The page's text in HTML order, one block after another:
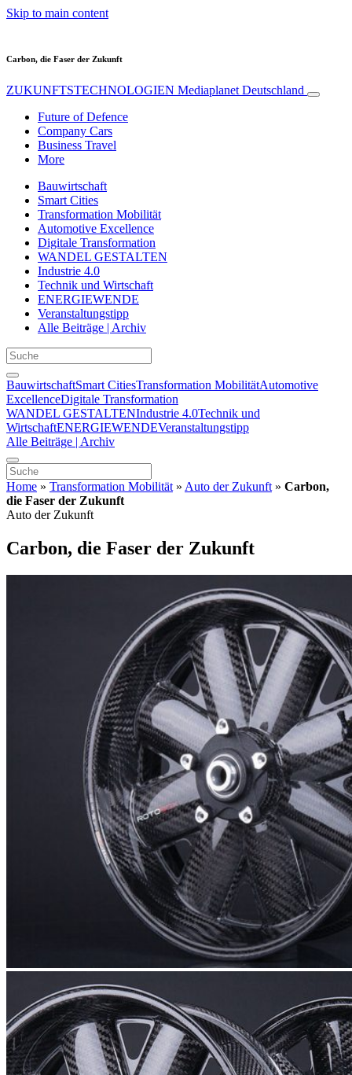
Skip to main content
Carbon, die Faser der Zukunft
ZUKUNFTSTECHNOLOGIEN Mediaplanet Deutschland
Future of Defence
Company Cars
Business Travel
More
Bauwirtschaft
Smart Cities
Transformation Mobilität
Automotive Excellence
Digitale Transformation
WANDEL GESTALTEN
Industrie 4.0
Technik und Wirtschaft
ENERGIEWENDE
Veranstaltungstipp
Alle Beiträge | Archiv
BauwirtschaftSmart CitiesTransformation MobilitätAutomotive
ExcellenceDigitale Transformation
WANDEL GESTALTENIndustrie 4.0Technik und
WirtschaftENERGIEWENDEVeranstaltungstipp
Alle Beiträge | Archiv
Home » Transformation Mobilität » Auto der Zukunft » Carbon,
die Faser der Zukunft
Auto der Zukunft
Carbon, die Faser der Zukunft